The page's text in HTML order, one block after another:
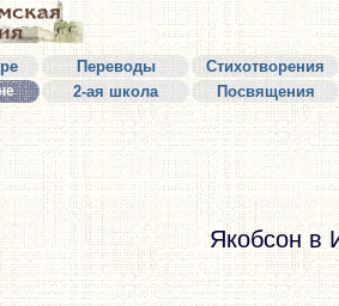
Переводы Стихотворения
2-ая школа Посвящения
Якобсон в